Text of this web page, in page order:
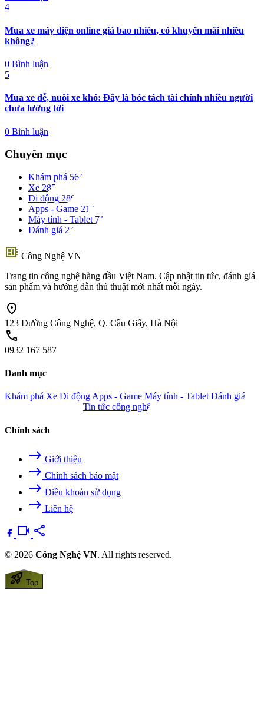
4
Mua xe máy điện online giá bao nhiêu, có khuyến mãi nhiều
không?
0 Bình luận
5
Mua xe dễ, nuôi xe khó: Đây là bóc tách tài chính nhiều người
chưa lường tới
0 Bình luận
Chuyên mục
Khám phá 564
Xe 285
Di động 280
Apps - Game 213
Máy tính - Tablet 71
Đánh giá 24
developer_board Công Nghệ VN
Trang tin công nghệ hàng đầu Việt Nam. Cập nhật tin tức, đánh giá
sản phẩm và hướng dẫn thủ thuật mới nhất mỗi ngày.
location_on
123 Đường Công Nghệ, Q. Cầu Giấy, Hà Nội
call
0932 167 587
Danh mục
Khám phá Xe Di độngApps - Game Máy tính - Tablet Đánh giá
Tin tức công nghệ
Chính sách
east Giới thiệu
east Chính sách bảo mật
east Điều khoản sử dụng
east Liên hệ
videocam share
© 2026 Công Nghệ VN. All rights reserved.
rocket_launch Top